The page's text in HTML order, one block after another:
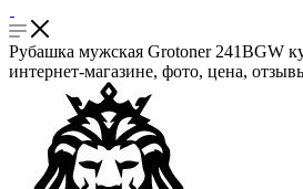
Рубашка мужская Grotoner 241BGW
интернет-магазине, фото, цена,